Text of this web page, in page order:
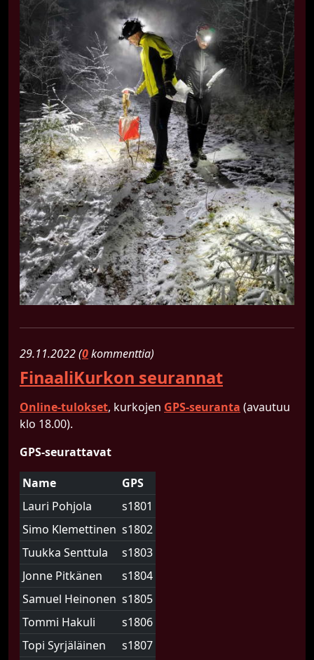
29.​11.​2022 (0kommenttia)
FinaaliKurkon seurannat
Online-tulokset, kurkojen GPS-seuranta (avautuu
klo 18.00).
GPS-seurattavat
Name
GPS
Lauri Pohjola
s1801
Simo Klemettinen s1802
Tuukka Senttula
s1803
Jonne Pitkänen
s1804
Samuel Heinonen s1805
Tommi Hakuli
s1806
Topi Syrjäläinen
s1807